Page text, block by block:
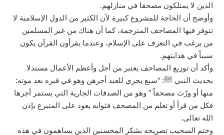
الذين لا يمتلكون مصحفا في منازلهم.
وأوضح أن الحاجة للمشروع كبيرة لأن الكثير من الدول الإسلامية لا
تتوفر فيها المصاحف المترجمة، كما أن هناك من غير المسلمين
من يرغب في التعرف على الإسلام، وعندما يقرأون القرآن يكون
سبباً في هدايتهم.
وأكد أن توزيع المصاحف يعتبر من أجل وأعظم الأعمال مستدلا
بحديث النبي ﷺ: “سبع يجري للعبد أجرهن وهو في قبره بعد موته:
منها أو ورّث مصحفاً ” وهو من الصدقات الجارية التي يستمر أجرها
فكل من قرأ أو تعلم من المصحف فثوابه يعود على المتبرع بإذن
الله تعالى.
وختم السحيب تصريحه بشكر المحسنين الذين يساهمون في هذه